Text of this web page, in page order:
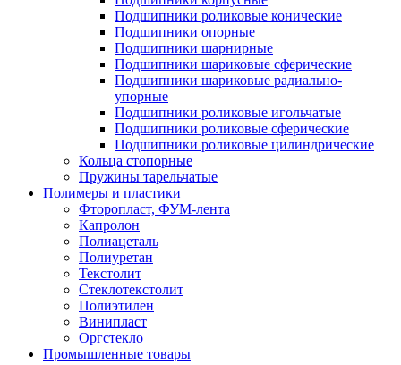
Подшипники роликовые конические
Подшипники опорные
Подшипники шарнирные
Подшипники шариковые сферические
Подшипники шариковые радиально-
упорные
Подшипники роликовые игольчатые
Подшипники роликовые сферические
Подшипники роликовые цилиндрические
Кольца стопорные
Пружины тарельчатые
Полимеры и пластики
Фторопласт, ФУМ-лента
Капролон
Полиацеталь
Полиуретан
Текстолит
Стеклотекстолит
Полиэтилен
Винипласт
Оргстекло
Промышленные товары